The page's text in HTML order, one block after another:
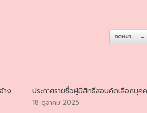
จดหมา… →
าง
ประกาศรายชื่อผู้มีสิทธิ์สอบคัดเลือกบุคค
18 ตุลาคม 2025